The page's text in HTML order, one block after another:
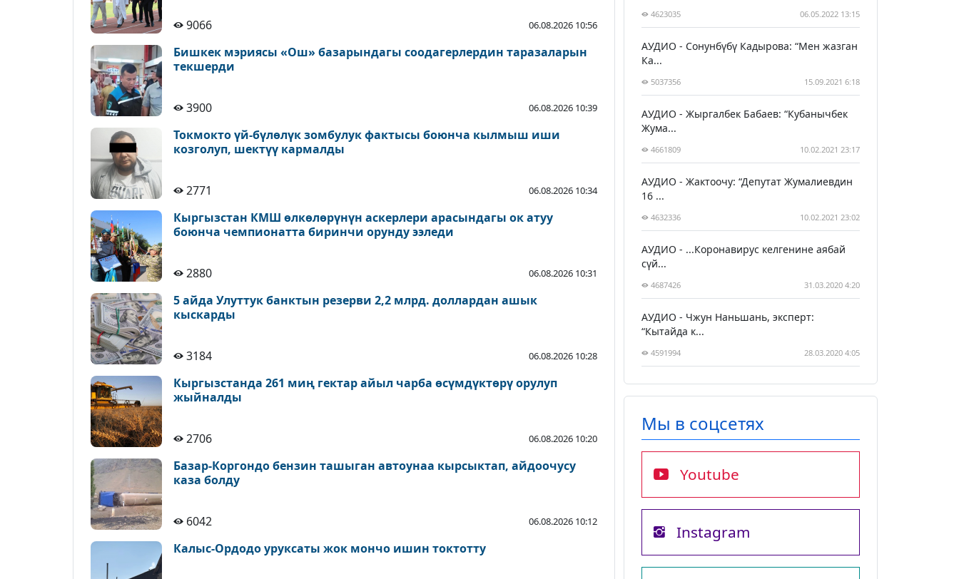
9066 06.08.2026 10:56
Бишкек мэриясы «Ош» базарындагы соодагерлердин таразаларын
текшерди
3900 06.08.2026 10:39
Токмокто үй-бүлөлүк зомбулук фактысы боюнча кылмыш иши
козголуп, шектүү кармалды
2771 06.08.2026 10:34
Кыргызстан КМШ өлкөлөрүнүн аскерлери арасындагы ок атуу
боюнча чемпионатта биринчи орунду ээледи
2880 06.08.2026 10:31
5 айда Улуттук банктын резерви 2,2 млрд. доллардан ашык
кыскарды
3184 06.08.2026 10:28
Кыргызстанда 261 миң гектар айыл чарба өсүмдүктөрү орулуп
жыйналды
2706 06.08.2026 10:20
Базар-Коргондо бензин ташыган автоунаа кырсыктап, айдоочусу
каза болду
6042 06.08.2026 10:12
Калыс-Ордодо уруксаты жок мончо ишин токтотту
4623035 06.05.2022 13:15
АУДИО - Сонунбүбү Кадырова: “Мен жазган
Ка...
5037356 15.09.2021 6:18
АУДИО - Жыргалбек Бабаев: “Кубанычбек
Жума...
4661809 10.02.2021 23:17
АУДИО - Жактоочу: “Депутат Жумалиевдин
16 ...
4632336 10.02.2021 23:02
АУДИО - ...Коронавирус келгенине аябай
сүй...
4687426 31.03.2020 4:20
АУДИО - Чжун Наньшань, эксперт:
“Кытайда к...
4591994 28.03.2020 4:05
Мы в соцсетях
Youtube
Instagram